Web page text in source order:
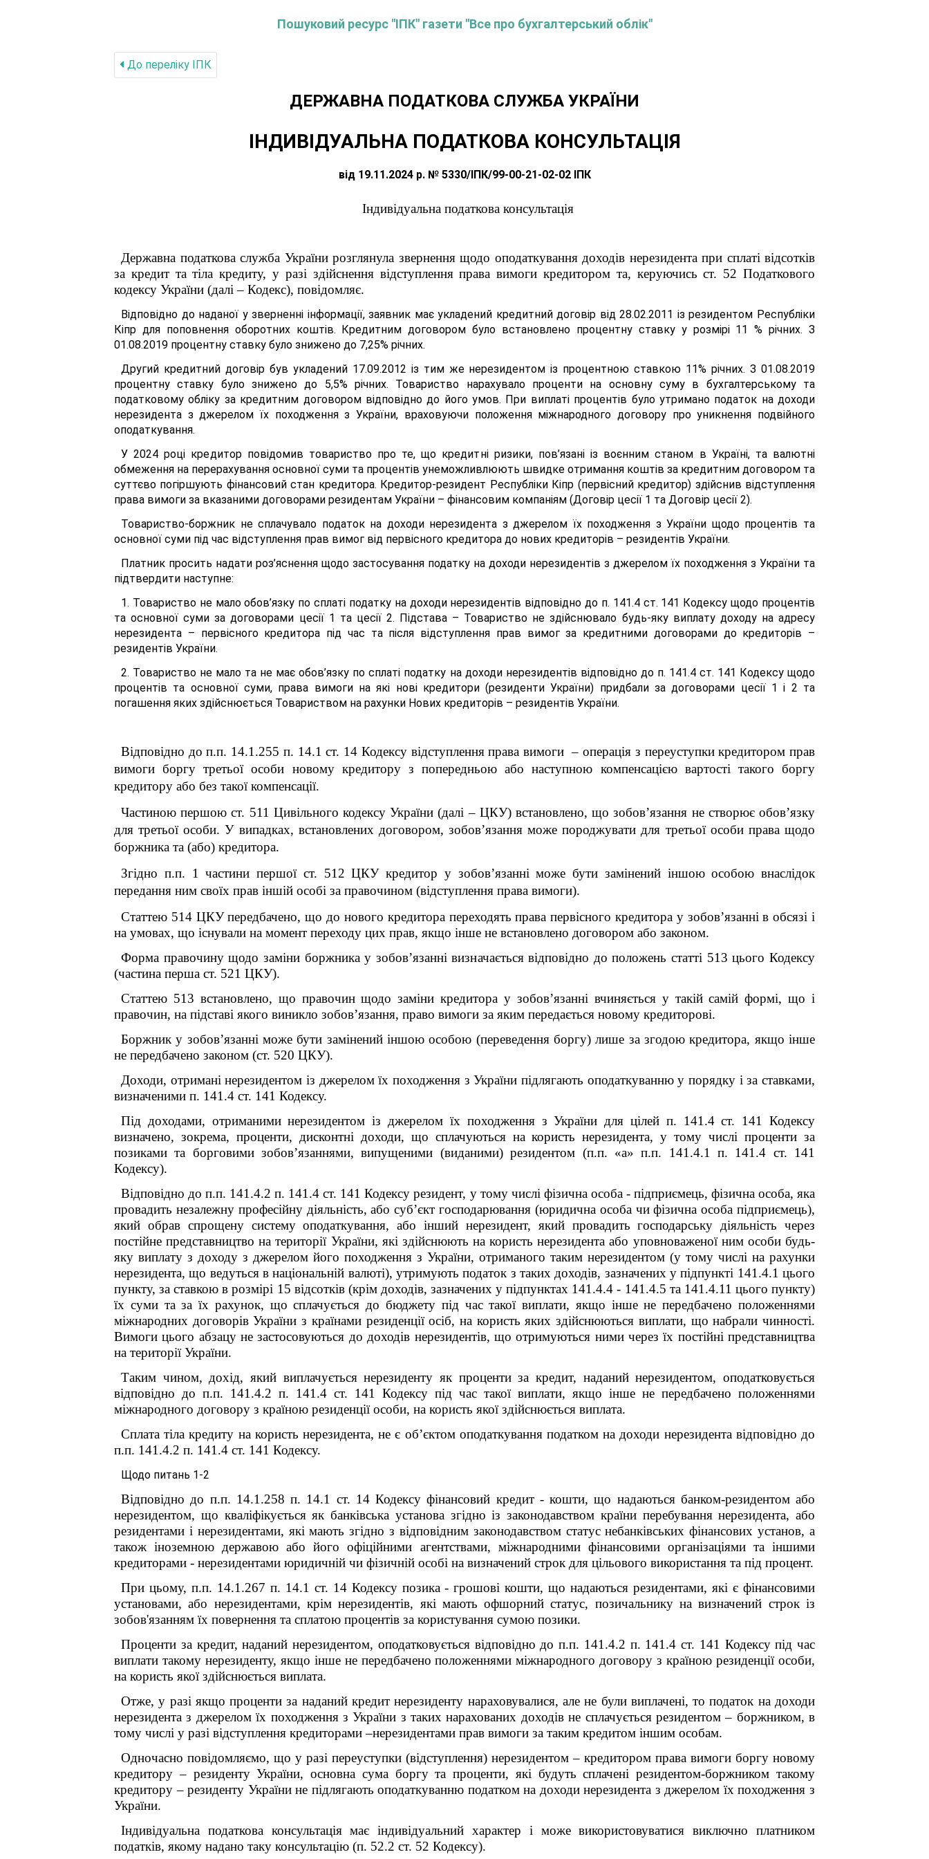
Пошуковий ресурс "ІПК" газети "Все про бухгалтерський облік"
До переліку IПК
ДЕРЖАВНА ПОДАТКОВА СЛУЖБА УКРАЇНИ
ІНДИВІДУАЛЬНА ПОДАТКОВА КОНСУЛЬТАЦІЯ
від 19.11.2024 р. № 5330/ІПК/99-00-21-02-02 ІПК
Індивідуальна податкова консультація
Державна податкова служба України розглянула звернення щодо оподаткування доходів нерезидента при сплаті відсотків
за кредит та тіла кредиту, у разі здійснення відступлення права вимоги кредитором та, керуючись ст. 52 Податкового
кодексу України (далі – Кодекс), повідомляє.
Відповідно до наданої у зверненні інформації, заявник має укладений кредитний договір від 28.02.2011 із резидентом Республіки
Кіпр для поповнення оборотних коштів. Кредитним договором було встановлено процентну ставку у розмірі 11 % річних. З
01.08.2019 процентну ставку було знижено до 7,25% річних.
Другий кредитний договір був укладений 17.09.2012 із тим же нерезидентом із процентною ставкою 11% річних. З 01.08.2019
процентну ставку було знижено до 5,5% річних. Товариство нарахувало проценти на основну суму в бухгалтерському та
податковому обліку за кредитним договором відповідно до його умов. При виплаті процентів було утримано податок на доходи
нерезидента з джерелом їх походження з України, враховуючи положення міжнародного договору про уникнення подвійного
оподаткування.
У 2024 році кредитор повідомив товариство про те, що кредитні ризики, пов’язані із воєнним станом в Україні, та валютні
обмеження на перерахування основної суми та процентів унеможливлюють швидке отримання коштів за кредитним договором та
суттєво погіршують фінансовий стан кредитора. Кредитор-резидент Республіки Кіпр (первісний кредитор) здійснив відступлення
права вимоги за вказаними договорами резидентам України – фінансовим компаніям (Договір цесії 1 та Договір цесії 2).
Товариство-боржник не сплачувало податок на доходи нерезидента з джерелом їх походження з України щодо процентів та
основної суми під час відступлення прав вимог від первісного кредитора до нових кредиторів – резидентів України.
Платник просить надати роз’яснення щодо застосування податку на доходи нерезидентів з джерелом їх походження з України та
підтвердити наступне:
1. Товариство не мало обов’язку по сплаті податку на доходи нерезидентів відповідно до п. 141.4 ст. 141 Кодексу щодо процентів
та основної суми за договорами цесії 1 та цесії 2. Підстава – Товариство не здійснювало будь-яку виплату доходу на адресу
нерезидента – первісного кредитора під час та після відступлення прав вимог за кредитними договорами до кредиторів –
резидентів України.
2. Товариство не мало та не має обов’язку по сплаті податку на доходи нерезидентів відповідно до п. 141.4 ст. 141 Кодексу щодо
процентів та основної суми, права вимоги на які нові кредитори (резиденти України) придбали за договорами цесії 1 і 2 та
погашення яких здійснюється Товариством на рахунки Нових кредиторів – резидентів України.
Відповідно до п.п. 14.1.255 п. 14.1 ст. 14 Кодексу відступлення права вимоги – операція з переуступки кредитором прав
вимоги боргу третьої особи новому кредитору з попередньою або наступною компенсацією вартості такого боргу
кредитору або без такої компенсації.
Частиною першою ст. 511 Цивільного кодексу України (далі – ЦКУ) встановлено, що зобов’язання не створює обов’язку
для третьої особи. У випадках, встановлених договором, зобов’язання може породжувати для третьої особи права щодо
боржника та (або) кредитора.
Згідно п.п. 1 частини першої ст. 512 ЦКУ кредитор у зобов’язанні може бути замінений іншою особою внаслідок
передання ним своїх прав іншій особі за правочином (відступлення права вимоги).
Статтею 514 ЦКУ передбачено, що до нового кредитора переходять права первісного кредитора у зобов’язанні в обсязі і
на умовах, що існували на момент переходу цих прав, якщо інше не встановлено договором або законом.
Форма правочину щодо заміни боржника у зобов’язанні визначається відповідно до положень статті 513 цього Кодексу
(частина перша ст. 521 ЦКУ).
Статтею 513 встановлено, що правочин щодо заміни кредитора у зобов’язанні вчиняється у такій самій формі, що і
правочин, на підставі якого виникло зобов’язання, право вимоги за яким передається новому кредиторові.
Боржник у зобов’язанні може бути замінений іншою особою (переведення боргу) лише за згодою кредитора, якщо інше
не передбачено законом (ст. 520 ЦКУ).
Доходи, отримані нерезидентом із джерелом їх походження з України підлягають оподаткуванню у порядку і за ставками,
визначеними п. 141.4 ст. 141 Кодексу.
Під доходами, отриманими нерезидентом із джерелом їх походження з України для цілей п. 141.4 ст. 141 Кодексу
визначено, зокрема, проценти, дисконтні доходи, що сплачуються на користь нерезидента, у тому числі проценти за
позиками та борговими зобов’язаннями, випущеними (виданими) резидентом (п.п. «а» п.п. 141.4.1 п. 141.4 ст. 141
Кодексу).
Відповідно до п.п. 141.4.2 п. 141.4 ст. 141 Кодексу резидент, у тому числі фізична особа - підприємець, фізична особа, яка
провадить незалежну професійну діяльність, або суб’єкт господарювання (юридична особа чи фізична особа підприємець),
який обрав спрощену систему оподаткування, або інший нерезидент, який провадить господарську діяльність через
постійне представництво на території України, які здійснюють на користь нерезидента або уповноваженої ним особи будь-
яку виплату з доходу з джерелом його походження з України, отриманого таким нерезидентом (у тому числі на рахунки
нерезидента, що ведуться в національній валюті), утримують податок з таких доходів, зазначених у підпункті 141.4.1 цього
пункту, за ставкою в розмірі 15 відсотків (крім доходів, зазначених у підпунктах 141.4.4 - 141.4.5 та 141.4.11 цього пункту)
їх суми та за їх рахунок, що сплачується до бюджету під час такої виплати, якщо інше не передбачено положеннями
міжнародних договорів України з країнами резиденції осіб, на користь яких здійснюються виплати, що набрали чинності.
Вимоги цього абзацу не застосовуються до доходів нерезидентів, що отримуються ними через їх постійні представництва
на території України.
Таким чином, дохід, який виплачується нерезиденту як проценти за кредит, наданий нерезидентом, оподатковується
відповідно до п.п. 141.4.2 п. 141.4 ст. 141 Кодексу під час такої виплати, якщо інше не передбачено положеннями
міжнародного договору з країною резиденції особи, на користь якої здійснюється виплата.
Сплата тіла кредиту на користь нерезидента, не є об’єктом оподаткування податком на доходи нерезидента відповідно до
п.п. 141.4.2 п. 141.4 ст. 141 Кодексу.
Щодо питань 1-2
Відповідно до п.п. 14.1.258 п. 14.1 ст. 14 Кодексу фінансовий кредит - кошти, що надаються банком-резидентом або
нерезидентом, що кваліфікується як банківська установа згідно із законодавством країни перебування нерезидента, або
резидентами і нерезидентами, які мають згідно з відповідним законодавством статус небанківських фінансових установ, а
також іноземною державою або його офіційними агентствами, міжнародними фінансовими організаціями та іншими
кредиторами - нерезидентами юридичній чи фізичній особі на визначений строк для цільового використання та під процент.
При цьому, п.п. 14.1.267 п. 14.1 ст. 14 Кодексу позика - грошові кошти, що надаються резидентами, які є фінансовими
установами, або нерезидентами, крім нерезидентів, які мають офшорний статус, позичальнику на визначений строк із
зобов'язанням їх повернення та сплатою процентів за користування сумою позики.
Проценти за кредит, наданий нерезидентом, оподатковується відповідно до п.п. 141.4.2 п. 141.4 ст. 141 Кодексу під час
виплати такому нерезиденту, якщо інше не передбачено положеннями міжнародного договору з країною резиденції особи,
на користь якої здійснюється виплата.
Отже, у разі якщо проценти за наданий кредит нерезиденту нараховувалися, але не були виплачені, то податок на доходи
нерезидента з джерелом їх походження з України з таких нарахованих доходів не сплачується резидентом – боржником, в
тому числі у разі відступлення кредиторами –нерезидентами прав вимоги за таким кредитом іншим особам.
Одночасно повідомляємо, що у разі переуступки (відступлення) нерезидентом – кредитором права вимоги боргу новому
кредитору – резиденту України, основна сума боргу та проценти, які будуть сплачені резидентом-боржником такому
кредитору – резиденту України не підлягають оподаткуванню податком на доходи нерезидента з джерелом їх походження з
України.
Індивідуальна податкова консультація має індивідуальний характер і може використовуватися виключно платником
податків, якому надано таку консультацію (п. 52.2 ст. 52 Кодексу).